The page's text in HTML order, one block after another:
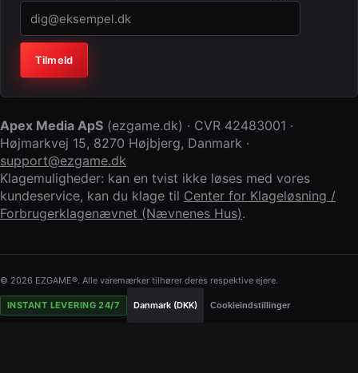
Virksomhed (lad feltet stå tomt)
Tilmeld
Apex Media ApS (ezgame.dk) · CVR 42483001 ·
Højmarkvej 15, 8270 Højbjerg, Danmark ·
support@ezgame.dk
Klagemuligheder: kan en tvist ikke løses med vores
kundeservice, kan du klage til Center for Klageløsning /
Forbrugerklagenævnet (Nævnenes Hus).
© 2026 EZGAME®. Alle varemærker tilhører deres respektive ejere.
INSTANT LEVERING 24/7 Danmark (DKK) Cookieindstillinger